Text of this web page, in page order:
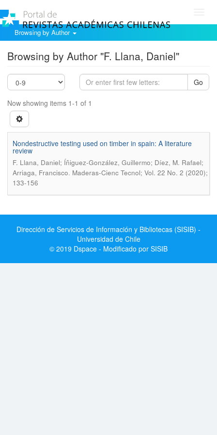
Browsing by Author
Browsing by Author "F. Llana, Daniel"
Go
Now showing items 1-1 of 1
Nondestructive testing used on timber in spain: A literature
review
F. Llana, Daniel; Íñiguez-González, Guillermo; Díez, M. Rafael;
Arriaga, Francisco. Maderas-Cienc Tecnol; Vol. 22 No. 2 (2020);
133-156
Dirección de Servicios de Información y Bibliotecas (SISIB) -
Universidad de Chile
© 2019 Dspace - Modificado por SISIB